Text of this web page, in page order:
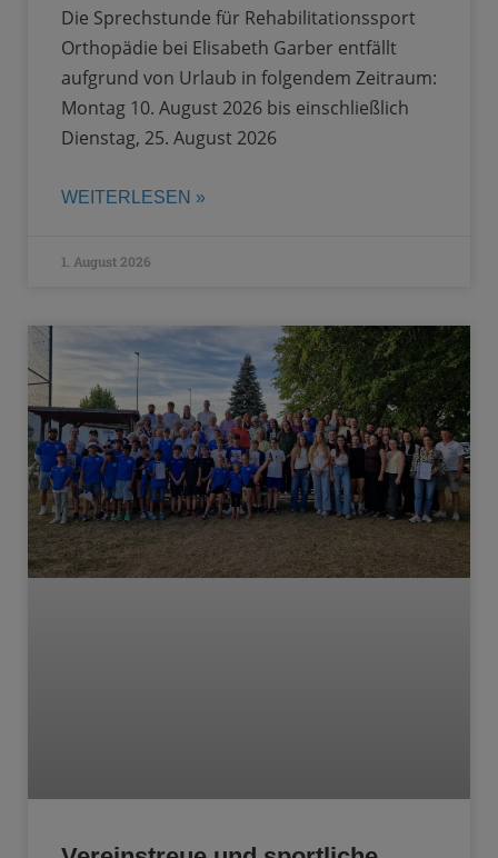
Die Sprechstunde für Rehabilitationssport
Orthopädie bei Elisabeth Garber entfällt
aufgrund von Urlaub in folgendem Zeitraum:
Montag 10. August 2026 bis einschließlich
Dienstag, 25. August 2026
WEITERLESEN »
1. August 2026